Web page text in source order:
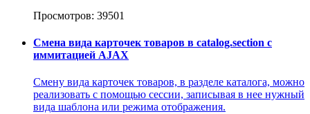
Просмотров: 39501
Смена вида карточек товаров в catalog.section с
иммитацией AJAX
Смену вида карточек товаров, в разделе каталога, можно
реализовать с помощью сессии, записывая в нее нужный
вида шаблона или режима отображения.